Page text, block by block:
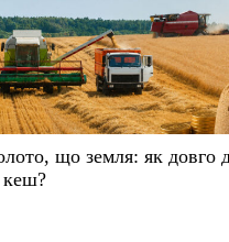
що земля: як довго
кеш?